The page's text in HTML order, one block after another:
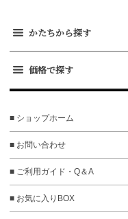
かたちから探す
価格で探す
■ ショップホーム
■ お問い合わせ
■ ご利用ガイド・Q＆A
■ お気に入りBOX